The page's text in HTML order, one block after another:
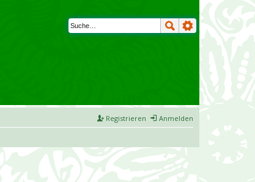
Anmelden
Registrieren